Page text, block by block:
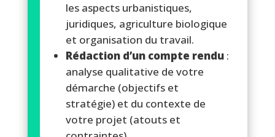
les aspects urbanistiques,
juridiques, agriculture biologique
et organisation du travail.
Rédaction d’un compte rendu :
analyse qualitative de votre
démarche (objectifs et
stratégie) et du contexte de
votre projet (atouts et